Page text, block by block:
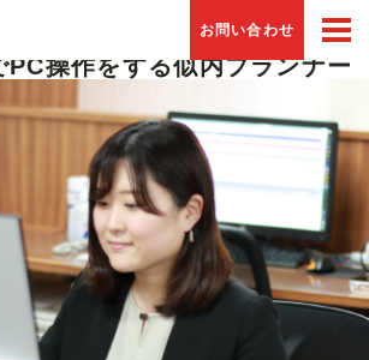
お問い合わせ
PC操作をする似内プランナー